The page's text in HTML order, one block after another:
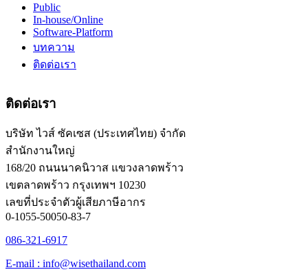
Public
In-house/Online
Software-Platform
บทความ
ติดต่อเรา
ติดต่อเรา
บริษัท ไวส์ ซัคเซส (ประเทศไทย) จำกัด
สำนักงานใหญ่
168/20 ถนนนาคนิวาส แขวงลาดพร้าว
เขตลาดพร้าว กรุงเทพฯ 10230
เลขที่ประจำตัวผู้เสียภาษีอากร
0-1055-50050-83-7
086-321-6917
E-mail : info@wisethailand.com